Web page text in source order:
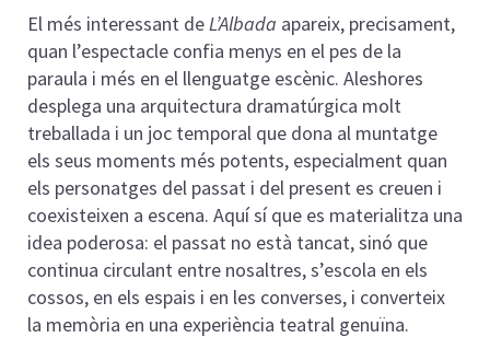
El més interessant deL’Albada apareix, precisament,
quan l’espectacle confia menys en el pes de la
paraula i més en el llenguatge escènic. Aleshores
desplega una arquitectura dramatúrgica molt
treballada i un joc temporal que dona al muntatge
els seus moments més potents, especialment quan
els personatges del passat i del present es creuen i
coexisteixen a escena. Aquí sí que es materialitza una
idea poderosa: el passat no està tancat, sinó que
continua circulant entre nosaltres, s’escola en els
cossos, en els espais i en les converses, i converteix
la memòria en una experiència teatral genuïna.